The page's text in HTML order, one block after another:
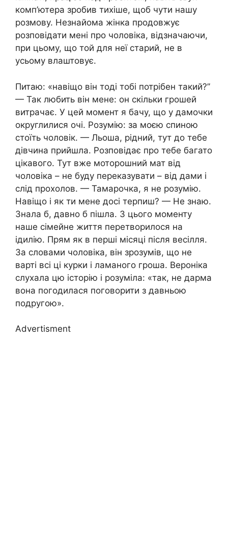
комп’ютера зробив тихіше, щоб чути нашу
розмову. Незнайома жінка продовжує
розповідати мені про чоловіка, відзначаючи,
при цьому, що той для неї старий, не в
усьому влаштовує.
Питаю: «навіщо він тоді тобі потрібен такий?’’
— Так любить він мене: он скільки грошей
витрачає. У цей момент я бачу, що у дамочки
округлилися очі. Розумію: за моєю спиною
стоїть чоловік. — Льоша, рідний, тут до тебе
дівчина прийшла. Розповідає про тебе багато
цікавого. Тут вже моторошний мат від
чоловіка – не буду переказувати – від дами і
слід прохолов. — Тамарочка, я не розумію.
Навіщо і як ти мене досі терпиш? — Не знаю.
Знала б, давно б пішла. З цього моменту
наше сімейне життя перетворилося на
ідилію. Прям як в перші місяці після весілля.
За словами чоловіка, він зрозумів, що не
варті всі ці курки і ламаного гроша. Вероніка
слухала цю історію і розуміла: «так, не дарма
вона погодилася поговорити з давньою
подругою».
Advertisment